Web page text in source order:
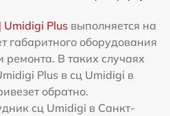
Umidigi Plus выполняется на
габаритного оборудования
ремонта. В таких случаях
Plus в сц Umidigi в
обратно.
сц Umidigi в Санкт-